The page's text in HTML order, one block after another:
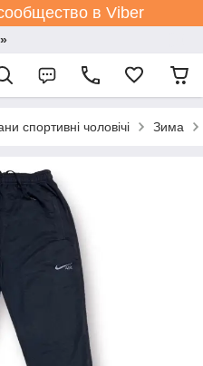
в Viber
спортивні чоловічі Зима